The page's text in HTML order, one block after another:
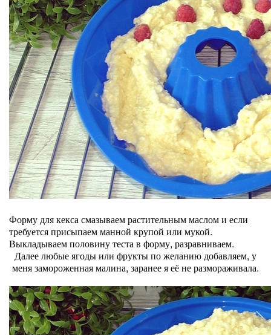
Форму для кекса смазываем растительным маслом и если
требуется присыпаем манной крупой или мукой.
Выкладываем половину теста в форму, разравниваем.
Далее любые ягоды или фрукты по желанию добавляем, у
меня замороженная малина, заранее я её не размораживала.